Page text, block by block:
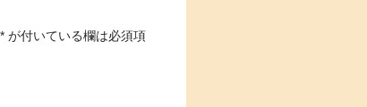
* が付いている欄は必須項